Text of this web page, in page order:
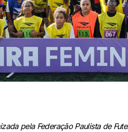
pela Federação Paulista de